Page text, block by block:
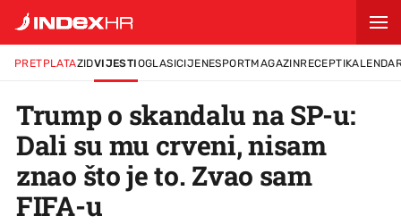
PRETPLATAZIDVIJESTIOGLASICIJENESPORTMAGAZINRECEPTI
Trump o skandalu na SP-u:
Dali su mu crveni, nisam
znao što je to. Zvao sam
FIFA-u